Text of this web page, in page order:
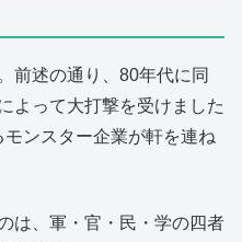
前述の通り、80年代に同
よって大打撃を受けました
ンスター企業が軒を連ね
は、軍・官・民・学の四者